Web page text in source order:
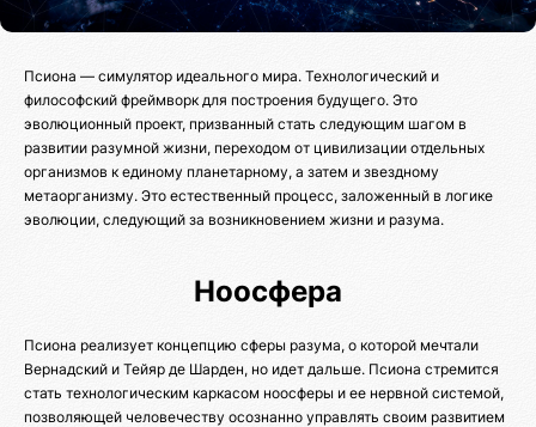
Псиона — симулятор идеального мира. Технологический и
философский фреймворк для построения будущего. Это
эволюционный проект, призванный стать следующим шагом в
развитии разумной жизни, переходом от цивилизации отдельных
организмов к единому планетарному, а затем и звездному
метаорганизму. Это естественный процесс, заложенный в логике
эволюции, следующий за возникновением жизни и разума.
Ноосфера
Псиона реализует концепцию сферы разума, о которой мечтали
Вернадский и Тейяр де Шарден, но идет дальше. Псиона стремится
стать технологическим каркасом ноосферы и ее нервной системой,
позволяющей человечеству осознанно управлять своим развитием